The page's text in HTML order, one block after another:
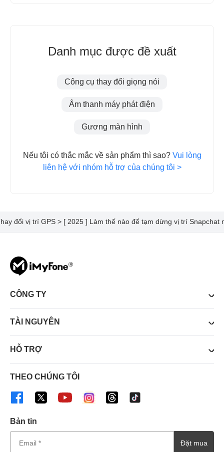
Danh mục được đề xuất
Công cụ thay đổi giọng nói
Âm thanh máy phát điện
Gương màn hình
Nếu tôi có thắc mắc về sản phẩm thì sao? Vui lòng
liên hệ với nhóm hỗ trợ của chúng tôi >
đổi vị trí GPS > [ 2025 ] Làm thế nào để tạm dừng vị trí Snapchat
CÔNG TY
TÀI NGUYÊN
HỖ TRỢ
THEO CHÚNG TÔI
Bản tin
Đặt mua